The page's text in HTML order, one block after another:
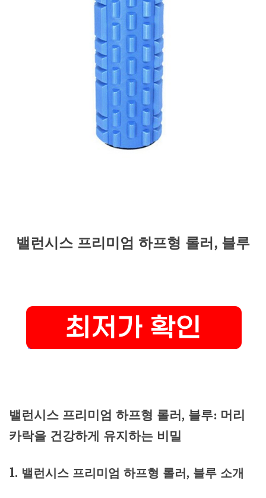
밸런시스 프리미엄 하프형 롤러, 블루
밸런시스 프리미엄 하프형 롤러, 블루: 머리
카락을 건강하게 유지하는 비밀
1. 밸런시스 프리미엄 하프형 롤러, 블루 소개